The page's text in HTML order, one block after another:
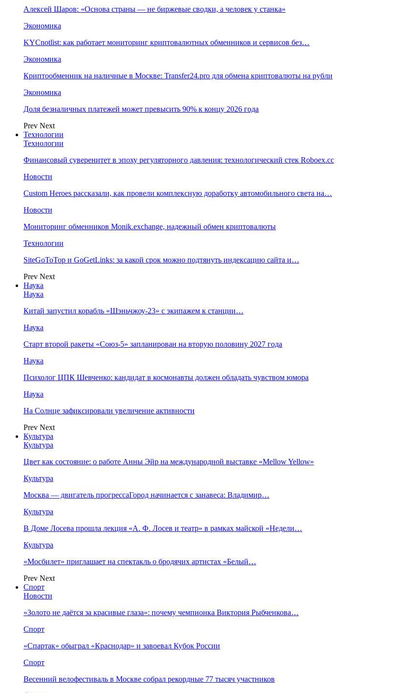
Алексей Шаров: «Основа страны — не биржевые сводки, а человек у станка»
Экономика
KYCnotlist: как работает мониторинг криптовалютных обменников и сервисов без…
Экономика
Криптообменник на наличные в Москве: Transfer24.pro для обмена криптовалюты на рубли
Экономика
Доля безналичных платежей может превысить 90% к концу 2026 года
Prev Next
Технологии
Технологии
Финансовый суверенитет в эпоху регуляторного давления: технологический стек Roboex.cc
Новости
Custom Heroes рассказали, как провели комплексную доработку автомобильного света на…
Новости
Мониторинг обменников Monik.exchange, надежный обмен криптовалюты
Технологии
SiteGoToTop и GoGetLinks: за какой срок можно подтянуть индексацию сайта и…
Prev Next
Наука
Наука
Китай запустил корабль «Шэньчжоу-23» с экипажем к станции…
Наука
Старт второй ракеты «Союз-5» запланирован на вторую половину 2027 года
Наука
Психолог ЦПК Шевченко: кандидат в космонавты должен обладать чувством юмора
Наука
На Солнце зафиксировали увеличение активности
Prev Next
Культура
Культура
Цвет как состояние: о работе Анны Эйр на международной выставке «Mellow Yellow»
Культура
Москва — двигатель прогрессаГород начинается с занавеса: Владимир…
Культура
В Доме Лосева прошла лекция «А. Ф. Лосев и театр» в рамках майской «Недели…
Культура
«Мосбилет» приглашает на спектакль о бродячих артистах «Белый…
Prev Next
Спорт
Новости
«Золото не даётся за красивые глаза»: почему чемпионка Виктория Рыбченкова…
Спорт
«Спартак» обыграл «Краснодар» и завоевал Кубок России
Спорт
Весенний велофестиваль в Москве собрал рекордные 77 тысяч участников